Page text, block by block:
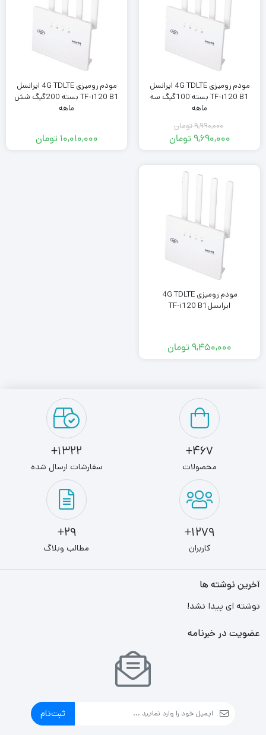
مودم رومیزی 4G TDLTE ایرانسل
TF-i120 B1 بسته 100گیگ سه
ماهه
۹,۹۹۰,۰۰۰تومان
قیمت
بود.
۹,۶۹۰,۰۰۰تومان
قیمت
مودم رومیزی 4G TDLTE ایرانسل
TF-i120 B1 بسته 200گیگ شش
ماهه
۱۰,۰۱۰,۰۰۰ تومان
مودم رومیزی 4G TDLTE
ایرانسلTF-i120 B1
۹,۴۵۰,۰۰۰تومان
467+
محصولات
1322+
سفارشات ارسال شده
1279+
کاربران
29+
مطالب وبلاگ
آخرین نوشته ها
نوشته ای پیدا نشد!
عضویت در خبرنامه
ثبت‌نام